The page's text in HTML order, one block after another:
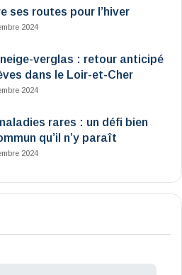
ses routes pour l’hiver
2024
verglas : retour anticipé
dans le Loir-et-Cher
2024
rares : un défi bien
qu’il n’y paraît
2024